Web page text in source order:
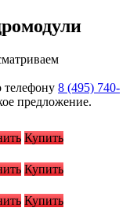
телефону 8 (495) 740-
предложение.
Купить
Купить
Купить